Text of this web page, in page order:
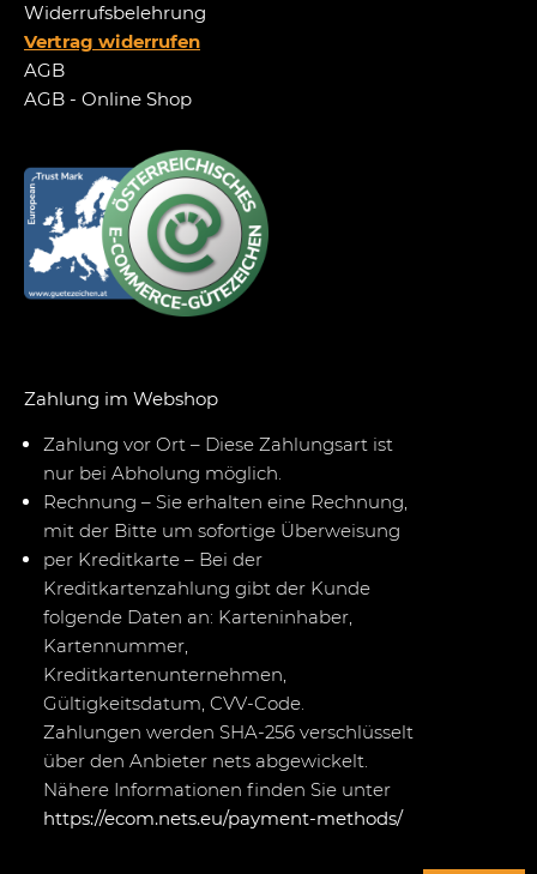
Widerrufsbelehrung
Vertrag widerrufen
AGB
AGB - Online Shop
Zahlung im Webshop
Zahlung vor Ort – Diese Zahlungsart ist
nur bei Abholung möglich.
Rechnung – Sie erhalten eine Rechnung,
mit der Bitte um sofortige Überweisung
per Kreditkarte – Bei der
Kreditkartenzahlung gibt der Kunde
folgende Daten an: Karteninhaber,
Kartennummer,
Kreditkartenunternehmen,
Gültigkeitsdatum, CVV-Code.
Zahlungen werden SHA-256 verschlüsselt
über den Anbieter nets abgewickelt.
Nähere Informationen finden Sie unter
https://ecom.nets.eu/payment-methods/